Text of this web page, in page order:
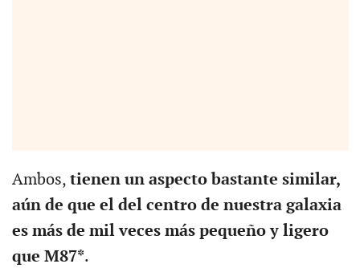
Ambos, tienen un aspecto bastante similar,
aún de que el del centro de nuestra galaxia
es más de mil veces más pequeño y ligero
que M87*.